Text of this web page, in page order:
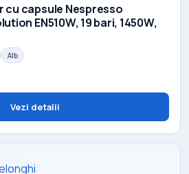
cu capsule Nespresso
EN510W, 19 bari, 1450W,
Alb
Vezi detalii